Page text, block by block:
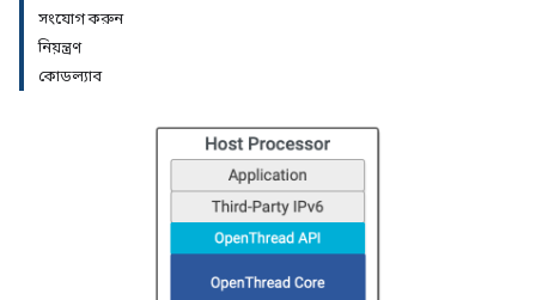
সংযোগ করুন
নিয়ন্ত্রণ
কোডল্যাব